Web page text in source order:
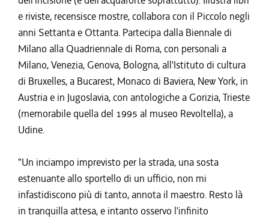
e riviste, recensisce mostre, collabora con il Piccolo negli
anni Settanta e Ottanta. Partecipa dalla Biennale di
Milano alla Quadriennale di Roma, con personali a
Milano, Venezia, Genova, Bologna, all'Istituto di cultura
di Bruxelles, a Bucarest, Monaco di Baviera, New York, in
Austria e in Jugoslavia, con antologiche a Gorizia, Trieste
(memorabile quella del 1995 al museo Revoltella), a
Udine.
"Un inciampo imprevisto per la strada, una sosta
estenuante allo sportello di un ufficio, non mi
infastidiscono più di tanto, annota il maestro. Resto là
in tranquilla attesa, e intanto osservo l'infinito